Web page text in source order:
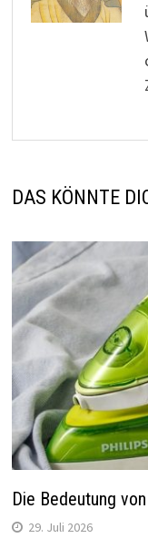
DAS KÖNNTE
Die Bedeutung
29. Juli 2026